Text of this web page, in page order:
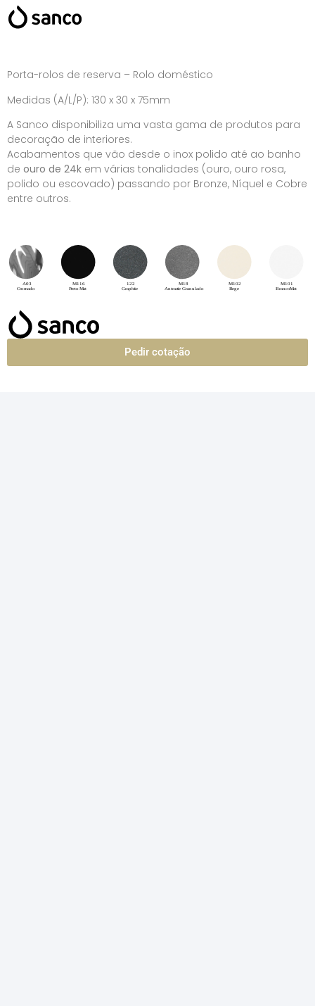
Porta-rolos de reserva – Rolo doméstico
Medidas (A/L/P): 130 x 30 x 75mm
A Sanco disponibiliza uma vasta gama de produtos para
decoração de interiores.
Acabamentos que vão desde o inox polido até ao banho
de ouro de 24k em várias tonalidades (ouro, ouro rosa,
polido ou escovado) passando por Bronze, Níquel e Cobre
entre outros.
Pedir cotação